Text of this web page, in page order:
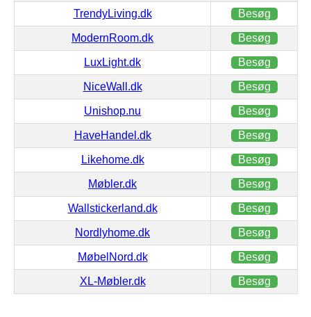
TrendyLiving.dk Besøg
ModernRoom.dk Besøg
LuxLight.dk Besøg
NiceWall.dk Besøg
Unishop.nu Besøg
HaveHandel.dk Besøg
Likehome.dk Besøg
Møbler.dk Besøg
Wallstickerland.dk Besøg
Nordlyhome.dk Besøg
MøbelNord.dk Besøg
XL-Møbler.dk Besøg